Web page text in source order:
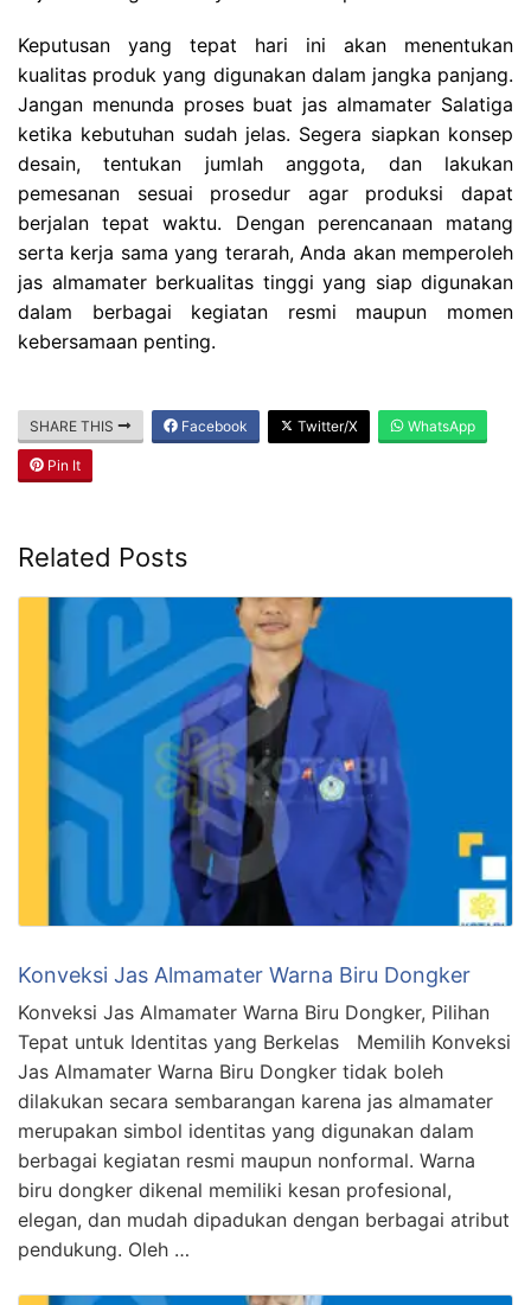
Keputusan yang tepat hari ini akan menentukan
kualitas produk yang digunakan dalam jangka panjang.
Jangan menunda proses buat jas almamater Salatiga
ketika kebutuhan sudah jelas. Segera siapkan konsep
desain, tentukan jumlah anggota, dan lakukan
pemesanan sesuai prosedur agar produksi dapat
berjalan tepat waktu. Dengan perencanaan matang
serta kerja sama yang terarah, Anda akan memperoleh
jas almamater berkualitas tinggi yang siap digunakan
dalam berbagai kegiatan resmi maupun momen
kebersamaan penting.
SHARE THIS Facebook Twitter/X WhatsApp
Pin It
Related Posts
Konveksi Jas Almamater Warna Biru Dongker
Konveksi Jas Almamater Warna Biru Dongker, Pilihan
Tepat untuk Identitas yang Berkelas Memilih Konveksi
Jas Almamater Warna Biru Dongker tidak boleh
dilakukan secara sembarangan karena jas almamater
merupakan simbol identitas yang digunakan dalam
berbagai kegiatan resmi maupun nonformal. Warna
biru dongker dikenal memiliki kesan profesional,
elegan, dan mudah dipadukan dengan berbagai atribut
pendukung. Oleh …